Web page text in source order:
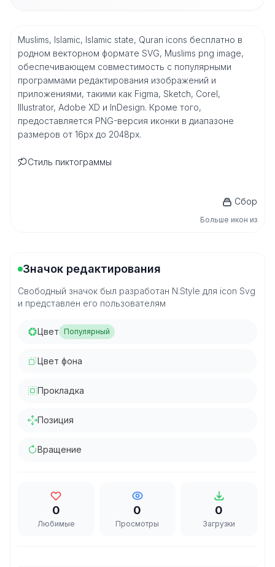
Muslims, Islamic, Islamic state, Quran icons бесплатно в
родном векторном формате SVG, Muslims png image,
обеспечивающем совместимость с популярными
программами редактирования изображений и
приложениями, такими как Figma, Sketch, Corel,
Illustrator, Adobe XD и InDesign. Кроме того,
предоставляется PNG-версия иконки в диапазоне
размеров от 16px до 2048px.
Стиль пиктограммы
Сбор
Больше икон из
Значок редактирования
Свободный значок был разработан N.Style для icon Svg
и представлен его пользователям
Цвет Популярный
Цвет фона
Прокладка
Позиция
Вращение
0
Любимые
0
Просмотры
0
Загрузки